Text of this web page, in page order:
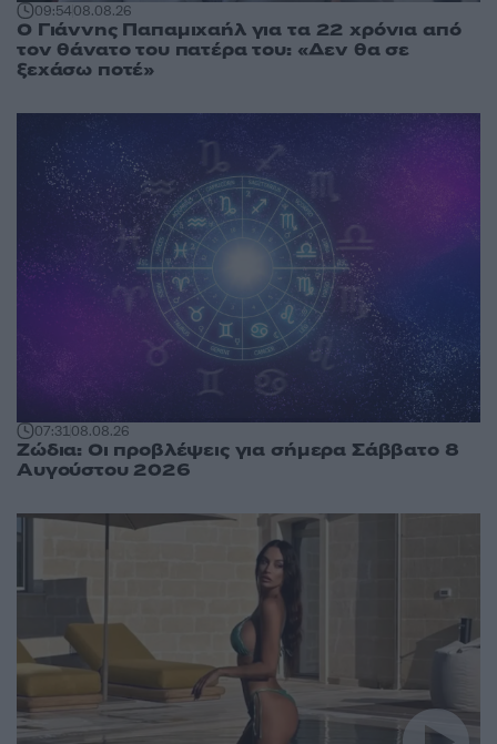
09:5408.08.26
Ο Γιάννης Παπαμιχαήλ για τα 22 χρόνια από
τον θάνατο του πατέρα του: «Δεν θα σε
ξεχάσω ποτέ»
07:3108.08.26
Ζώδια: Οι προβλέψεις για σήμερα Σάββατο 8
Αυγούστου 2026